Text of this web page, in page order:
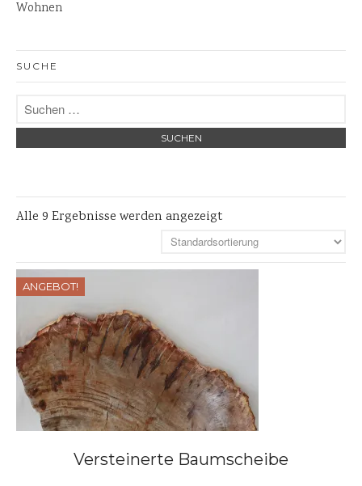
Pflanzschalen
Steinschalen
Wohnen
SUCHE
Alle 9 Ergebnisse werden angezeigt
ANGEBOT!
Versteinerte Baumscheibe